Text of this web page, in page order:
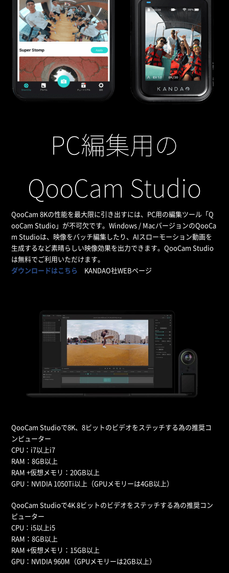
PC編集用の
QooCam Studio
QooCam 8Kの性能を最大限に引き出すには、PC用の編集ツール「Q
ooCam Studio」が不可欠です。Windows / MacバージョンのQooCa
m Studioは、映像をバッチ編集したり、AIスローモーション動画を
生成するなど素晴らしい映像効果を出力できます。QooCam Studio
は無料でご利用いただけます。
ダウンロードはこちら KANDAO社WEBページ
QooCam Studioで8K、8ビットのビデオをステッチする為の推奨コ
ンピューター
CPU：i7以上i7
RAM：8GB以上
RAM +仮想メモリ：20GB以上
GPU：NVIDIA 1050Ti以上（GPUメモリーは4GB以上）
QooCam Studioで4K 8ビットのビデオをステッチする為の推奨コン
ピューター
CPU：i5以上i5
RAM：8GB以上
RAM +仮想メモリ：15GB以上
GPU：NVIDIA 960M（GPUメモリーは2GB以上）